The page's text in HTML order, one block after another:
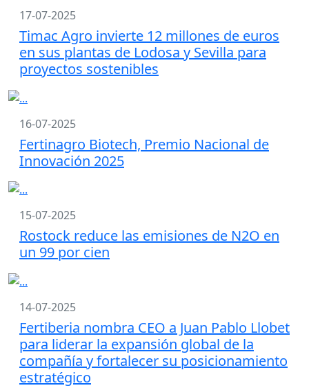
17-07-2025
Timac Agro invierte 12 millones de euros
en sus plantas de Lodosa y Sevilla para
proyectos sostenibles
16-07-2025
Fertinagro Biotech, Premio Nacional de
Innovación 2025
15-07-2025
Rostock reduce las emisiones de N2O en
un 99 por cien
14-07-2025
Fertiberia nombra CEO a Juan Pablo Llobet
para liderar la expansión global de la
compañía y fortalecer su posicionamiento
estratégico